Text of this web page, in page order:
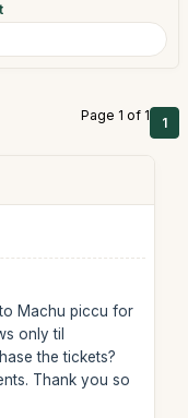
Page 1 of 1 1
Machu piccu for
only til
the tickets?
Thank you so